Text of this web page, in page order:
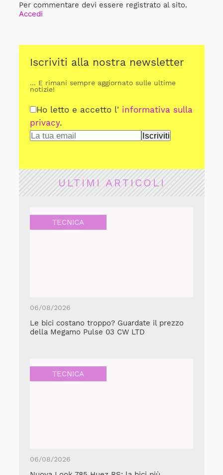
Per commentare devi essere registrato al sito.
Accedi
Iscriviti alla nostra newsletter
... E rimani sempre aggiornato sulle ultime
notizie!
Ho letto e accetto l' informativa sulla
privacy.
ULTIMI ARTICOLI
TECNICA
06/08/2026
Le bici costano troppo? Guardate il prezzo
della Megamo Pulse 03 CW LTD
TECNICA
06/08/2026